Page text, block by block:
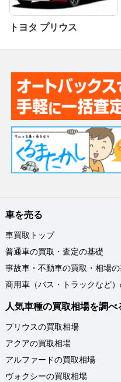
トヨタ プリウス
車を売る
車買取トップ
普通車の買取・査定の基礎
事故車・不動車の買取・相場
商用車（バス・トラックなど
人気車種の買取相場を調べ
プリウスの買取相場
アクアの買取相場
アルファードの買取相場
ヴォクシーの買取相場